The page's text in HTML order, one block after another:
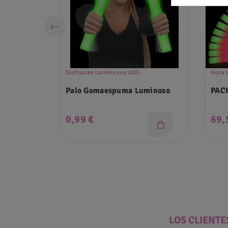
Disfraces Luminosos LED
Palo Gomaespuma Luminoso
Precio
0,99 €
Hora
LOS